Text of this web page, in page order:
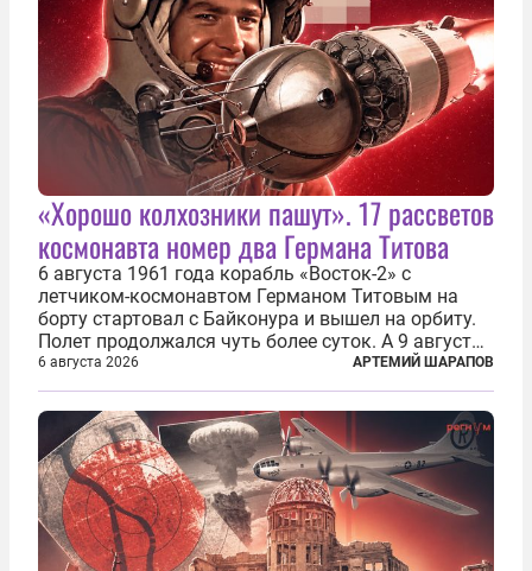
«Хорошо колхозники пашут». 17 рассветов
космонавта номер два Германа Титова
6 августа 1961 года корабль «Восток-2» с
летчиком-космонавтом Германом Титовым на
борту стартовал с Байконура и вышел на орбиту.
Полет продолжался чуть более суток. А 9 августа
второй человек в космосе получил звезду Героя
Советского Союза и орден Ленина. Миссия Титова
зачастую находится несколько...
6 августа 2026 АРТЕМИЙ ШАРАПОВ